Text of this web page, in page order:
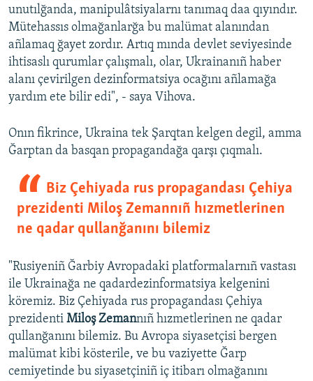
unutılğanda, manipulâtsiyalarnı tanımaq daa qıyındır.
Mütehassıs olmağanlarğa bu malümat alanından
añlamaq ğayet zordır. Artıq mında devlet seviyesinde
ihtisaslı qurumlar çalışmalı, olar, Ukrainanıñ haber
alanı çevirilgen dezinformatsiya ocağını añlamağa
yardım ete bilir edi", - saya Vihova.
Onın fikrince, Ukraina tek Şarqtan kelgen degil, amma
Ğarptan da basqan propagandağa qarşı çıqmalı.
Biz Çehiyada rus propagandası Çehiya
prezidenti Miloş Zemannıñ hızmetlerinen
ne qadar qullanğanını bilemiz
"Rusiyeniñ Ğarbiy Avropadaki platformalarnıñ vastası
ile Ukrainağa ne qadardezinformatsiya kelgenini
köremiz. Biz Çehiyada rus propagandası Çehiya
prezidenti Miloş Zemannıñ hızmetlerinen ne qadar
qullanğanını bilemiz. Bu Avropa siyasetçisi bergen
malümat kibi kösterile, ve bu vaziyette Ğarp
cemiyetinde bu siyasetçiniñ iç itibarı olmağanını